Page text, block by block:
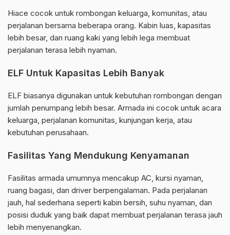
Hiace cocok untuk rombongan keluarga, komunitas, atau
perjalanan bersama beberapa orang. Kabin luas, kapasitas
lebih besar, dan ruang kaki yang lebih lega membuat
perjalanan terasa lebih nyaman.
ELF Untuk Kapasitas Lebih Banyak
ELF biasanya digunakan untuk kebutuhan rombongan dengan
jumlah penumpang lebih besar. Armada ini cocok untuk acara
keluarga, perjalanan komunitas, kunjungan kerja, atau
kebutuhan perusahaan.
Fasilitas Yang Mendukung Kenyamanan
Fasilitas armada umumnya mencakup AC, kursi nyaman,
ruang bagasi, dan driver berpengalaman. Pada perjalanan
jauh, hal sederhana seperti kabin bersih, suhu nyaman, dan
posisi duduk yang baik dapat membuat perjalanan terasa jauh
lebih menyenangkan.